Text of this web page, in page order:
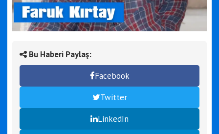
Bu Haberi Paylaş:
Facebook
Twitter
LinkedIn